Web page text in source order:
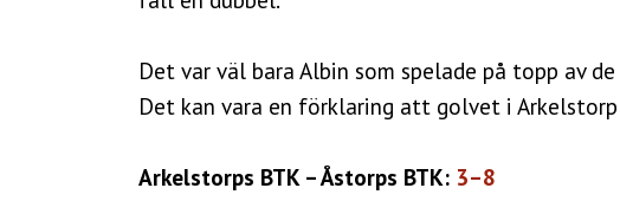
Det var väl bara Albin som spelade på topp av
Det kan vara en förklaring att golvet i
Arkelstorps BTK – Åstorps BTK: 3–8